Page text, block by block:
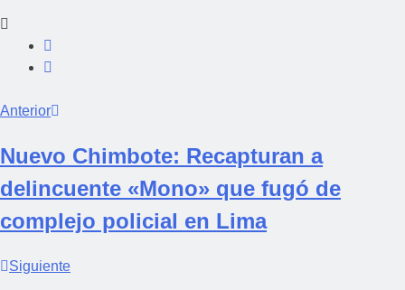
Anterior
Nuevo Chimbote: Recapturan a
delincuente «Mono» que fugó de
complejo policial en Lima
Siguiente